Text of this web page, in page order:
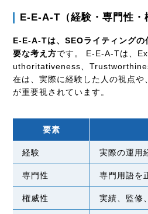
E-E-A-T（経験・専門性・
E-E-A-Tは、SEOライティングの
要な考え方です。 E-E-A-Tは、
uthoritativeness、
在は、実際に経験した人の視点や
が重要視されています。
要素
経験 実際の運用
専門性 専門用語を
権威性 実績、監修